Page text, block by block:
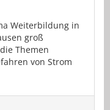
Weiterbildung in
groß
Themen
von Strom